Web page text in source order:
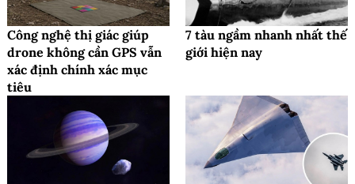
Công nghệ thị giác giúp
drone không cần GPS vẫn
xác định chính xác mục
tiêu
7 tàu ngầm nhanh nhất thế
giới hiện nay